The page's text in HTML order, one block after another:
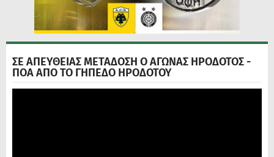
ΣΕ ΑΠΕΥΘΕΙΑΣ ΜΕΤΑΔΟΣΗ Ο ΑΓΩΝΑΣ ΗΡΟΔΟΤΟΣ -
ΠΟΑ ΑΠΟ ΤΟ ΓΗΠΕΔΟ ΗΡΟΔΟΤΟΥ